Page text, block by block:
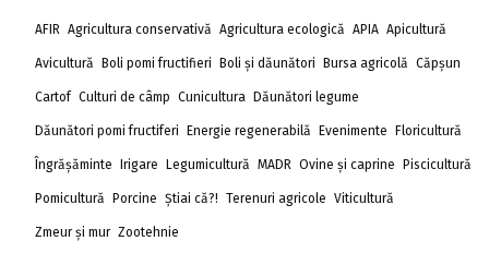
AFIR Agricultura conservativă Agricultura ecologică APIA Apicultură
Avicultură Boli pomi fructifieri Boli și dăunători Bursa agricolă Căpșun
Cartof Culturi de câmp Cunicultura Dăunători legume
Dăunători pomi fructiferi Energie regenerabilă Evenimente Floricultură
Îngrășăminte Irigare Legumicultură MADR Ovine și caprine Piscicultură
Pomicultură Porcine Știai că?! Terenuri agricole Viticultură
Zmeur și mur Zootehnie